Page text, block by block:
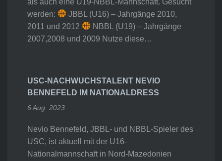
werden:
JBBL (U16) – Jahrgänge 2010,
2011 und 2012
NBBL (U19) – Jahrgänge
2007,2008 und 2009 Nutze diese…
USC-NACHWUCHSTALENT NEVIO
BENNEFELD IM NATIONALDRESS
6 Aug. 2023
Nevio Bennefeld, JBBL- und NBBL-Spieler des
USC, ist aktuell mit der U16-
Nationalmannschaft in Nord-Mazedonien